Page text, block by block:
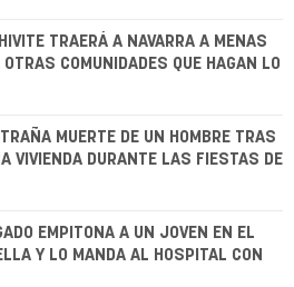
TRAERÁ A NAVARRA A MENAS
OTRAS COMUNIDADES QUE HAGAN LO
MUERTE DE UN HOMBRE TRAS
VIVIENDA DURANTE LAS FIESTAS DE
EMPITONA A UN JOVEN EN EL
Y LO MANDA AL HOSPITAL CON